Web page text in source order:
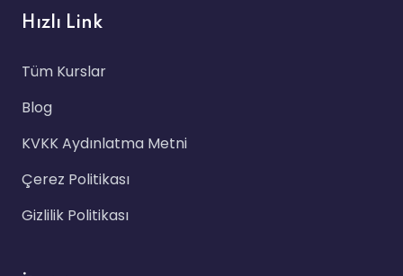
Hızlı Link
Tüm Kurslar
Blog
KVKK Aydınlatma Metni
Çerez Politikası
Gizlilik Politikası